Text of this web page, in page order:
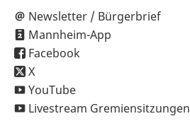
Newsletter / Bürgerbrief
Mannheim-App
Facebook
X
YouTube
Livestream Gremiensitzungen